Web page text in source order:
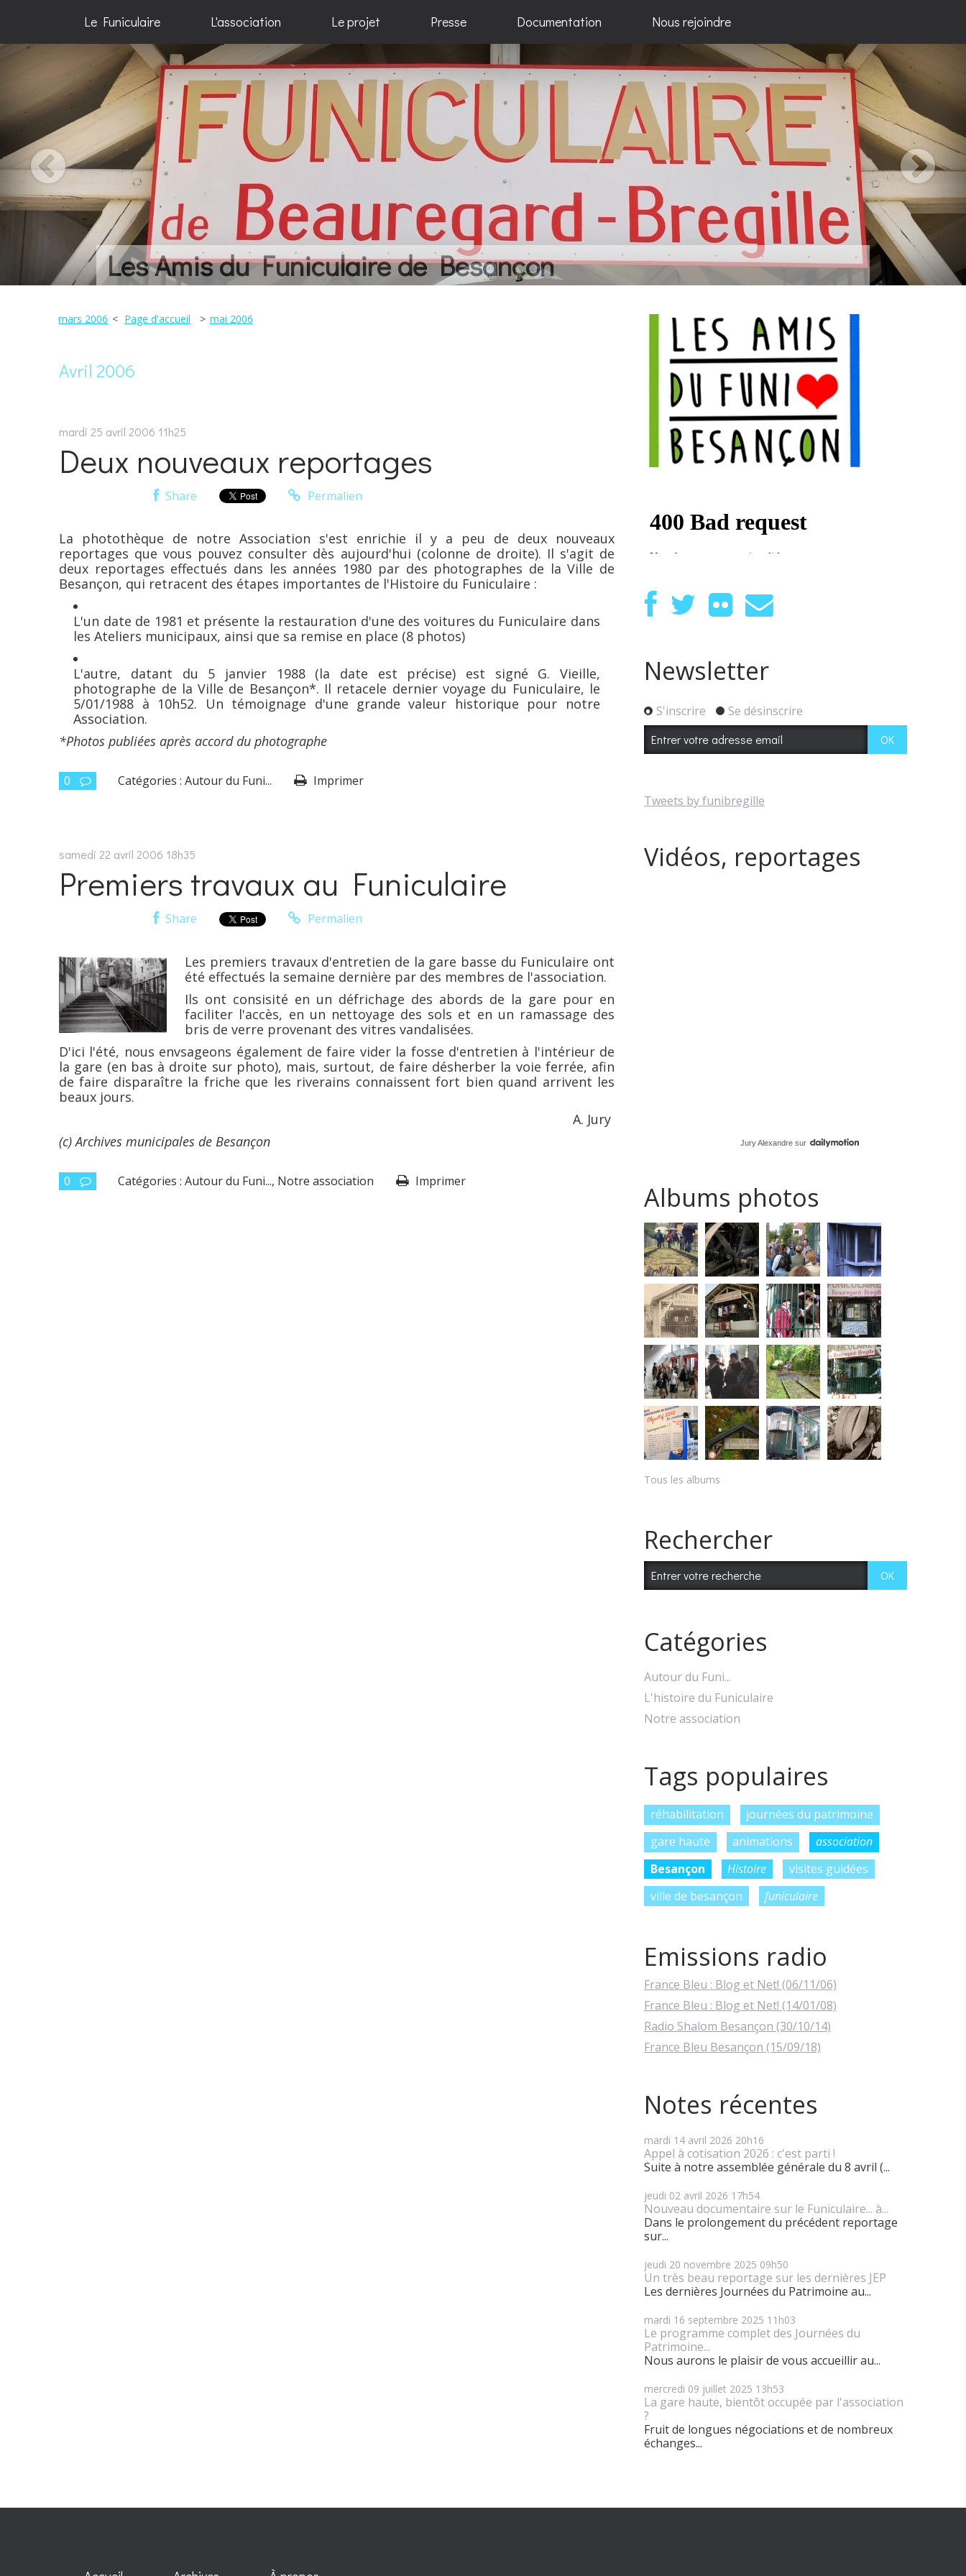
Le Funiculaire L'association Le projet Presse Documentation Nous rejoindre
Une histoire... Quelques idées... Beaucoup de passion...
mars 2006 Page d'accueil mai 2006
Avril 2006
mardi 25 avril 2006 11h25
Deux nouveaux reportages
Share Permalien
La photothèque de notre Association s'est enrichie il y a peu de deux nouveaux
reportages que vous pouvez consulter dès aujourd'hui (colonne de droite). Il s'agit de
deux reportages effectués dans les années 1980 par des photographes de la Ville de
Besançon, qui retracent des étapes importantes de l'Histoire du Funiculaire :
L'un date de 1981 et présente la restauration d'une des voitures du Funiculaire dans
les Ateliers municipaux, ainsi que sa remise en place (8 photos)
L'autre, datant du 5 janvier 1988 (la date est précise) est signé G. Vieille,
photographe de la Ville de Besançon*. Il retacele dernier voyage du Funiculaire, le
5/01/1988 à 10h52. Un témoignage d'une grande valeur historique pour notre
Association.
*Photos publiées après accord du photographe
0 Catégories :Autour du Funi... Imprimer
samedi 22 avril 2006 18h35
Premiers travaux au Funiculaire
Share Permalien
Les premiers travaux d'entretien de la gare basse du Funiculaire ont
été effectués la semaine dernière par des membres de l'association.
Ils ont consisité en un défrichage des abords de la gare pour en
faciliter l'accès, en un nettoyage des sols et en un ramassage des
bris de verre provenant des vitres vandalisées.
D'ici l'été, nous envsageons également de faire vider la fosse d'entretien à l'intérieur de
la gare (en bas à droite sur photo), mais, surtout, de faire désherber la voie ferrée, afin
de faire disparaître la friche que les riverains connaissent fort bien quand arrivent les
beaux jours.
A. Jury
(c) Archives municipales de Besançon
0 Catégories :Autour du Funi..., Notre association Imprimer
Newsletter
S'inscrire Se désinscrire
Tweets by funibregille
Vidéos, reportages
Jury Alexandresur
Albums photos
Tous les albums
Rechercher
Catégories
Autour du Funi...
L'histoire du Funiculaire
Notre association
Tags populaires
réhabilitation
journées du patrimoine
gare haute
animations
association
Besançon
Histoire
visites guidées
ville de besançon
funiculaire
Emissions radio
France Bleu : Blog et Net! (06/11/06)
France Bleu : Blog et Net! (14/01/08)
Radio Shalom Besançon (30/10/14)
France Bleu Besançon (15/09/18)
Notes récentes
mardi 14 avril 2026 20h16
Appel à cotisation 2026 : c'est parti !
Suite à notre assemblée générale du 8 avril (...
jeudi 02 avril 2026 17h54
Nouveau documentaire sur le Funiculaire... à...
Dans le prolongement du précédent reportage
sur...
jeudi 20 novembre 2025 09h50
Un très beau reportage sur les dernières JEP
Les dernières Journées du Patrimoine au...
mardi 16 septembre 2025 11h03
Le programme complet des Journées du
Patrimoine...
Nous aurons le plaisir de vous accueillir au...
mercredi 09 juillet 2025 13h53
La gare haute, bientôt occupée par l'association
?
Fruit de longues négociations et de nombreux
échanges...